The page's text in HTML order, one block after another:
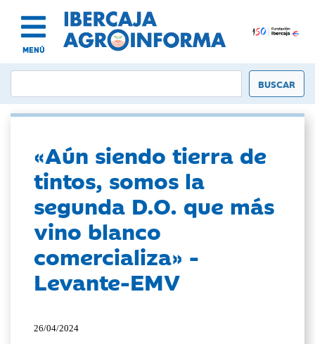
MENÚ
«Aún siendo tierra de
tintos, somos la
segunda D.O. que más
vino blanco
comercializa» -
Levante-EMV
26/04/2024